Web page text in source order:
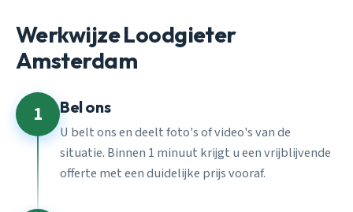
Werkwijze Loodgieter
Amsterdam
1 Bel ons
U belt ons en deelt foto's of video's van de
situatie. Binnen 1 minuut krijgt u een vrijblijvende
offerte met een duidelijke prijs vooraf.